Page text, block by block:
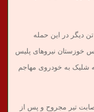
دیگر در این حمله
خوزستان نیروهای پلیس
شلیک به خودروی مهاجم
تیر مجروح و پس از